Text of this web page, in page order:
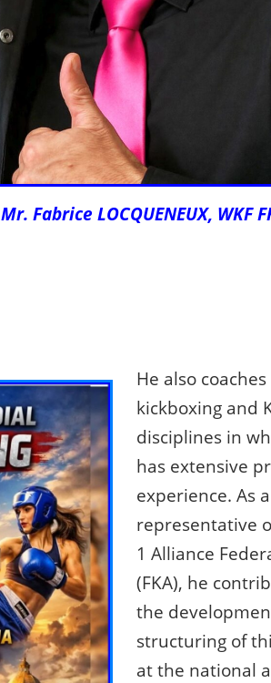
Mr. Fabrice LOCQUENEUX, WKF
He also coaches
kickboxing and
disciplines in
has extensive
experience. As
representative
1 Alliance
(FKA), he
the
structuring of
at the national